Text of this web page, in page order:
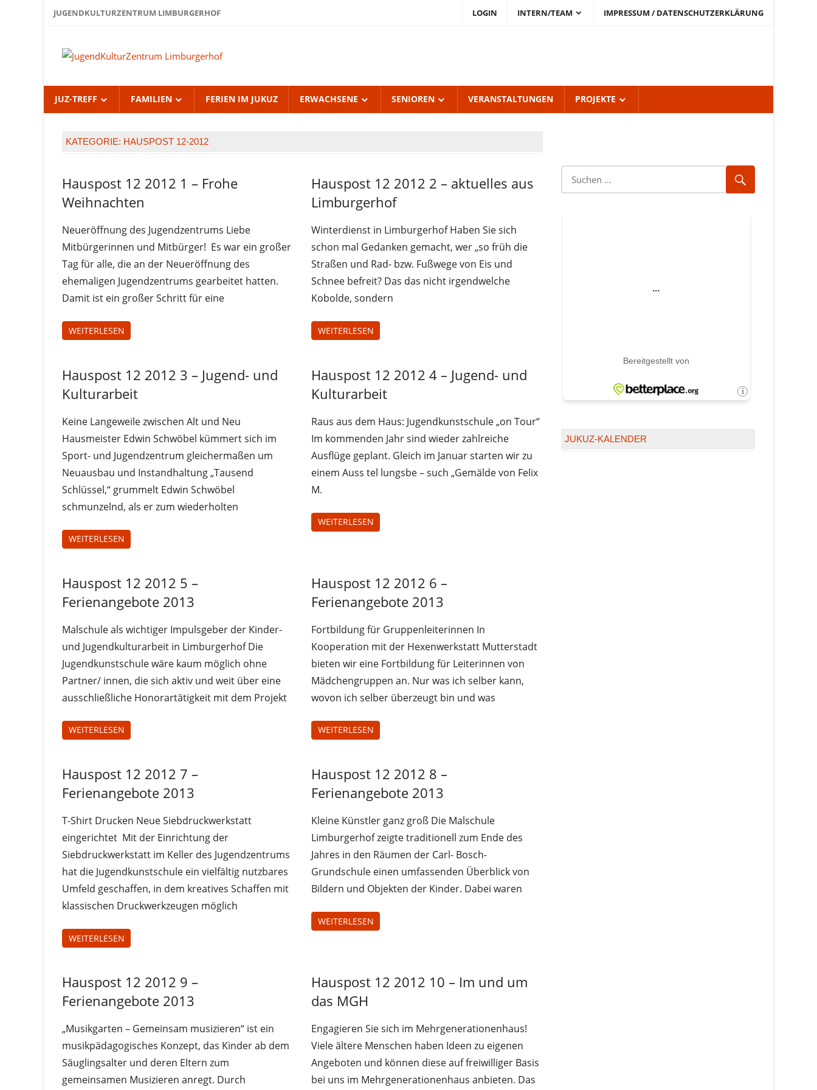
ZumJUGENDKULTURZENTRUM LIMBURGERHOF LOGIN INTERN/TEAM IMPRESSUM / DATENSCHUTZERKLÄRUNG
Limburgerhof
JUZ-TREFF FAMILIEN FERIEN IM JUKUZ ERWACHSENE SENIOREN VERANSTALTUNGEN PROJEKTE
KATEGORIE: HAUSPOST 12-2012
Hauspost
12-2012
Hauspost 12 2012 1 – Frohe
Weihnachten
Neueröffnung des Jugendzentrums Liebe
Mitbürgerinnen und Mitbürger! Es war ein großer
Tag für alle, die an der Neueröffnung des
ehemaligen Jugendzentrums gearbeitet hatten.
Damit ist ein großer Schritt für eine
WEITERLESEN
Hauspost
12-2012
Hauspost 12 2012 2 – aktuelles aus
Limburgerhof
Winterdienst in Limburgerhof Haben Sie sich
schon mal Gedanken gemacht, wer „so früh die
Straßen und Rad- bzw. Fußwege von Eis und
Schnee befreit? Das das nicht irgendwelche
Kobolde, sondern
WEITERLESEN
Hauspost
12-2012
Hauspost 12 2012 3 – Jugend- und
Kulturarbeit
Keine Langeweile zwischen Alt und Neu
Hausmeister Edwin Schwöbel kümmert sich im
Sport- und Jugendzentrum gleichermaßen um
Neuausbau und Instandhaltung „Tausend
Schlüssel,“ grummelt Edwin Schwöbel
schmunzelnd, als er zum wiederholten
WEITERLESEN
Hauspost
12-2012
Hauspost 12 2012 4 – Jugend- und
Kulturarbeit
Raus aus dem Haus: Jugendkunstschule „on Tour“
Im kommenden Jahr sind wieder zahlreiche
Ausflüge geplant. Gleich im Januar starten wir zu
einem Auss tel lungsbe – such „Gemälde von Felix
M.
WEITERLESEN
Hauspost
12-2012
Hauspost 12 2012 5 –
Ferienangebote 2013
Malschule als wichtiger Impulsgeber der Kinder-
und Jugendkulturarbeit in Limburgerhof Die
Jugendkunstschule wäre kaum möglich ohne
Partner/ innen, die sich aktiv und weit über eine
ausschließliche Honorartätigkeit mit dem Projekt
WEITERLESEN
Hauspost
12-2012
Hauspost 12 2012 6 –
Ferienangebote 2013
Fortbildung für Gruppenleiterinnen In
Kooperation mit der Hexenwerkstatt Mutterstadt
bieten wir eine Fortbildung für Leiterinnen von
Mädchengruppen an. Nur was ich selber kann,
wovon ich selber überzeugt bin und was
WEITERLESEN
Hauspost
12-2012
Hauspost 12 2012 7 –
Ferienangebote 2013
T-Shirt Drucken Neue Siebdruckwerkstatt
eingerichtet Mit der Einrichtung der
Siebdruckwerkstatt im Keller des Jugendzentrums
hat die Jugendkunstschule ein vielfältig nutzbares
Umfeld geschaffen, in dem kreatives Schaffen mit
klassischen Druckwerkzeugen möglich
WEITERLESEN
Hauspost
12-2012
Hauspost 12 2012 8 –
Ferienangebote 2013
Kleine Künstler ganz groß Die Malschule
Limburgerhof zeigte traditionell zum Ende des
Jahres in den Räumen der Carl- Bosch-
Grundschule einen umfassenden Überblick von
Bildern und Objekten der Kinder. Dabei waren
WEITERLESEN
Hauspost
12-2012
Hauspost 12 2012 9 –
Ferienangebote 2013
„Musikgarten – Gemeinsam musizieren“ ist ein
musikpädagogisches Konzept, das Kinder ab dem
Säuglingsalter und deren Eltern zum
gemeinsamen Musizieren anregt. Durch
Hauspost
12-2012
Hauspost 12 2012 10 – Im und um
das MGH
Engagieren Sie sich im Mehrgenerationenhaus!
Viele ältere Menschen haben Ideen zu eigenen
Angeboten und können diese auf freiwilliger Basis
bei uns im Mehrgenerationenhaus anbieten. Das
JUKUZ-KALENDER